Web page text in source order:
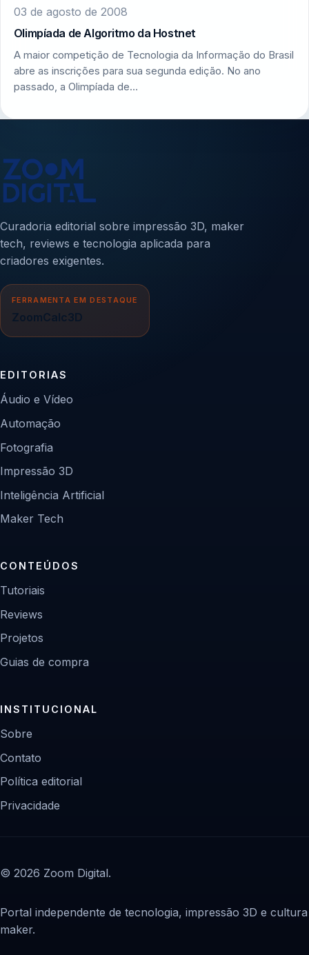
03 de agosto de 2008
Olimpíada de Algoritmo da Hostnet
A maior competição de Tecnologia da Informação do Brasil
abre as inscrições para sua segunda edição. No ano
passado, a Olimpíada de…
Curadoria editorial sobre impressão 3D, maker
tech, reviews e tecnologia aplicada para
criadores exigentes.
FERRAMENTA EM DESTAQUE
ZoomCalc3D
EDITORIAS
Áudio e Vídeo
Automação
Fotografia
Impressão 3D
Inteligência Artificial
Maker Tech
CONTEÚDOS
Tutoriais
Reviews
Projetos
Guias de compra
INSTITUCIONAL
Sobre
Contato
Política editorial
Privacidade
© 2026 Zoom Digital.
Portal independente de tecnologia, impressão 3D e cultura
maker.